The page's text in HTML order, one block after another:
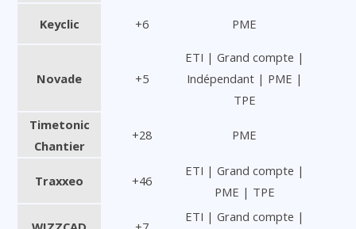
Keyclic +6 PME
Novade +5
ETI | Grand compte |
Indépendant | PME |
TPE
Timetonic
Chantier
+28 PME
Traxxeo +46
ETI | Grand compte |
PME | TPE
ETI | Grand compte |